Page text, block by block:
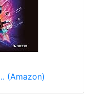
(Amazon)